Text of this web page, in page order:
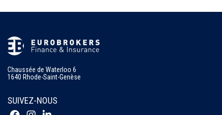
Chaussée de Waterloo 6
1640 Rhode-Saint-Genèse
SUIVEZ-NOUS